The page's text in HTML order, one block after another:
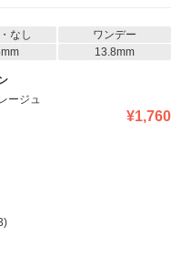
なし
ワンデー
13.8mm
ージュ
¥1,760
)